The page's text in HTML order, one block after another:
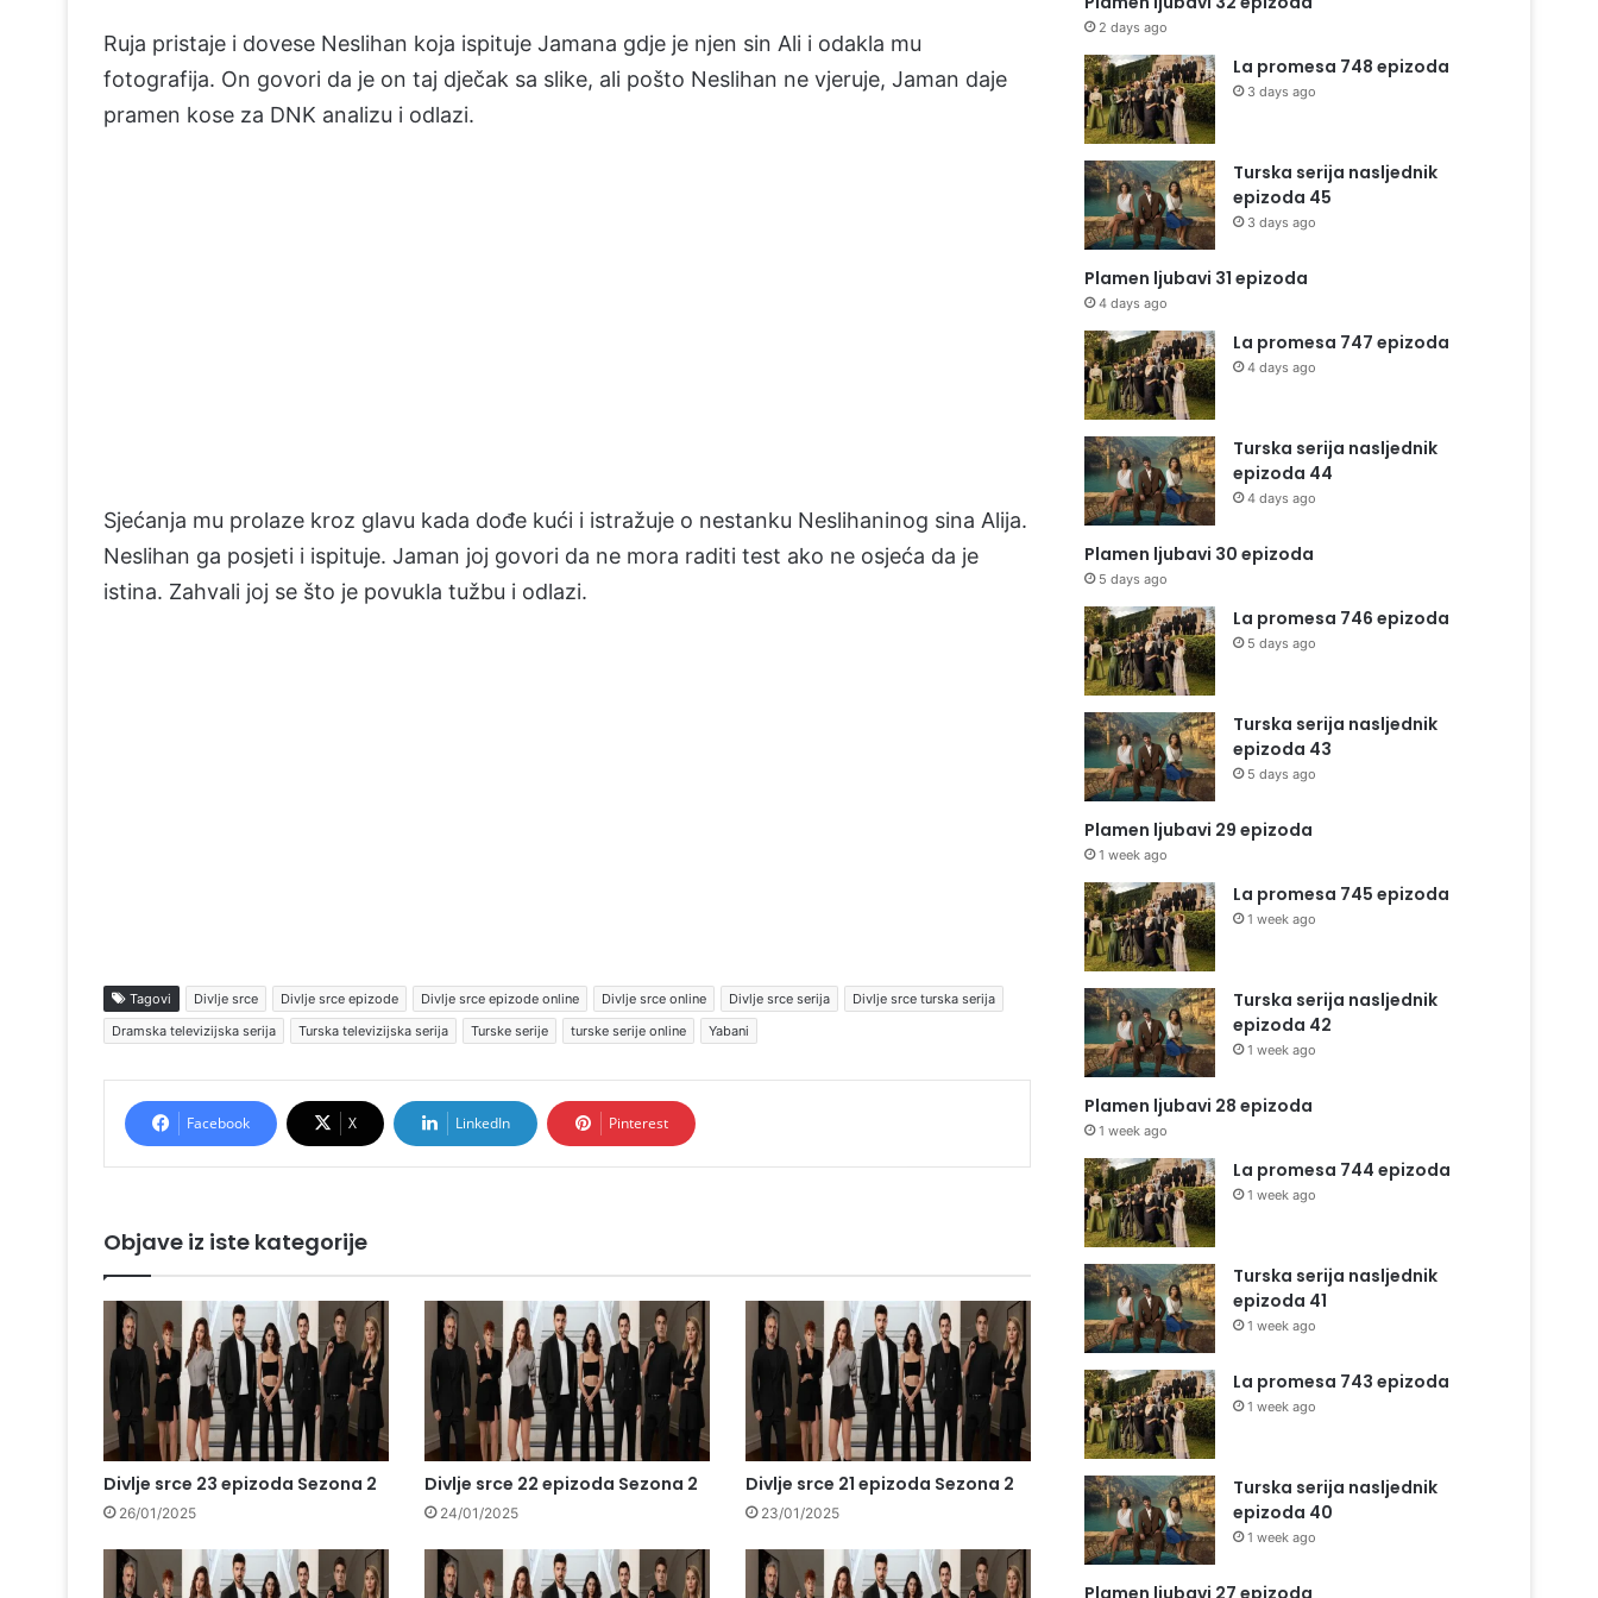
Ruja pristaje i dovese Neslihan koja ispituje Jamana gdje je njen sin Ali i odakla mu
fotografija. On govori da je on taj dječak sa slike, ali pošto Neslihan ne vjeruje, Jaman daje
pramen kose za DNK analizu i odlazi.
Sjećanja mu prolaze kroz glavu kada dođe kući i istražuje o nestanku Neslihaninog sina Alija.
Neslihan ga posjeti i ispituje. Jaman joj govori da ne mora raditi test ako ne osjeća da je
istina. Zahvali joj se što je povukla tužbu i odlazi.
Tagovi Divlje srce Divlje srce epizode Divlje srce epizode online Divlje srce online Divlje srce serija
Divlje srce turska serija
Dramska televizijska serija
Turska televizijska serija Turske serije turske serije online Yabani
Facebook X LinkedIn Pinterest
Objave iz iste kategorije
Divlje srce 23 epizoda Sezona 2
26/01/2025
Divlje srce 22 epizoda Sezona 2
24/01/2025
Divlje srce 21 epizoda Sezona 2
23/01/2025
2 days ago
La promesa 748 epizoda
3 days ago
Turska serija nasljednik
epizoda 45
3 days ago
Plamen ljubavi 31 epizoda
4 days ago
La promesa 747 epizoda
4 days ago
Turska serija nasljednik
epizoda 44
4 days ago
Plamen ljubavi 30 epizoda
5 days ago
La promesa 746 epizoda
5 days ago
Turska serija nasljednik
epizoda 43
5 days ago
Plamen ljubavi 29 epizoda
1 week ago
La promesa 745 epizoda
1 week ago
Turska serija nasljednik
epizoda 42
1 week ago
Plamen ljubavi 28 epizoda
1 week ago
La promesa 744 epizoda
1 week ago
Turska serija nasljednik
epizoda 41
1 week ago
La promesa 743 epizoda
1 week ago
Turska serija nasljednik
epizoda 40
1 week ago
Plamen ljubavi 27 epizoda